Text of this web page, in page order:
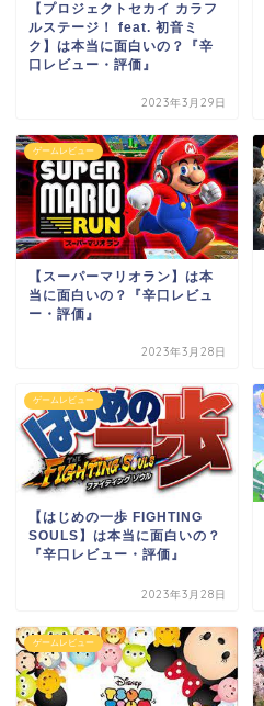
【プロジェクトセカイ カラフ
ルステージ！ feat. 初音ミ
ク】は本当に面白いの？『辛
口レビュー・評価』
2023年3月29日
ゲームレビュー
【スーパーマリオラン】は本
当に面白いの？『辛口レビュ
ー・評価』
2023年3月28日
ゲームレビュー
【はじめの一歩 FIGHTING
SOULS】は本当に面白いの？
『辛口レビュー・評価』
2023年3月28日
ゲームレビュー